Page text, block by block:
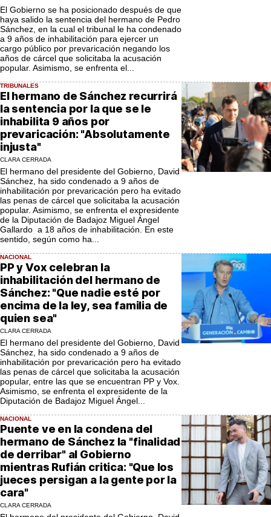
El Gobierno se ha posicionado después de que
haya salido la sentencia del hermano de Pedro
Sánchez, en la cual el tribunal le ha condenado
a 9 años de inhabilitación para ejercer un
cargo público por prevaricación negando los
años de cárcel que solicitaba la acusación
popular. Asimismo, se enfrenta el...
TRIBUNALES
El hermano de Sánchez recurrirá
la sentencia por la que se le
inhabilita 9 años por
prevaricación: "Absolutamente
injusta"
CLARA CERRADA
El hermano del presidente del Gobierno, David
Sánchez, ha sido condenado a 9 años de
inhabilitación por prevaricación pero ha evitado
las penas de cárcel que solicitaba la acusación
popular. Asimismo, se enfrenta el expresidente
de la Diputación de Badajoz Miguel Ángel
Gallardo a 18 años de inhabilitación. En este
sentido, según como ha...
NACIONAL
PP y Vox celebran la
inhabilitación del hermano de
Sánchez: "Que nadie esté por
encima de la ley, sea familia de
quien sea"
CLARA CERRADA
El hermano del presidente del Gobierno, David
Sánchez, ha sido condenado a 9 años de
inhabilitación por prevaricación pero ha evitado
las penas de cárcel que solicitaba la acusación
popular, entre las que se encuentran PP y Vox.
Asimismo, se enfrenta el expresidente de la
Diputación de Badajoz Miguel Ángel...
NACIONAL
Puente ve en la condena del
hermano de Sánchez la "finalidad
de derribar" al Gobierno
mientras Rufián critica: "Que los
jueces persigan a la gente por la
cara"
CLARA CERRADA